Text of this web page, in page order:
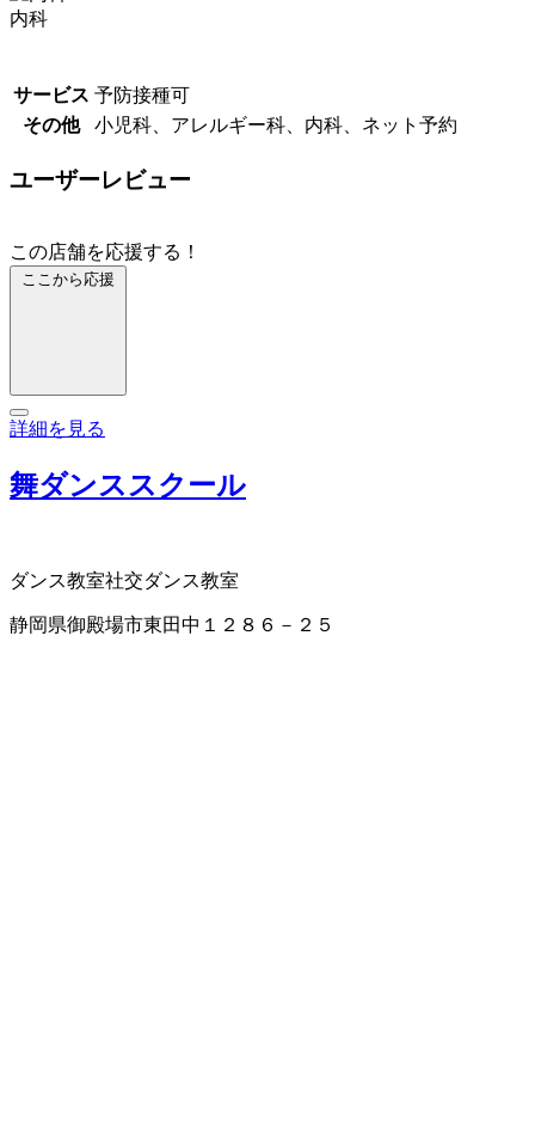
内科
サービス 予防接種可
その他
小児科、アレルギー科、内科、ネット予約
ユーザーレビュー
この店舗を応援する！
ここから応援
詳細を見る
舞ダンススクール
ダンス教室社交ダンス教室
静岡県御殿場市東田中１２８６－２５